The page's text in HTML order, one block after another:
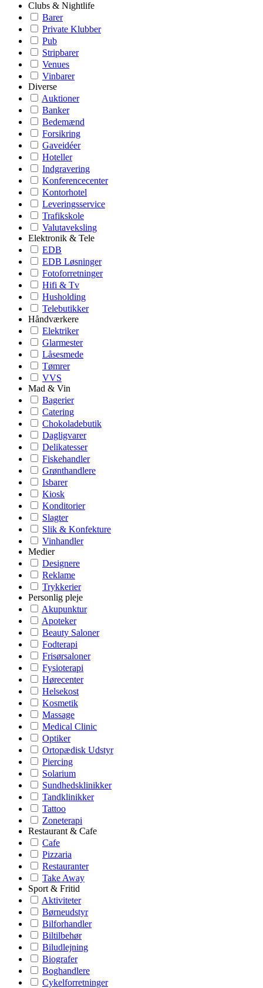
Clubs & Nightlife
Barer
Private Klubber
Pub
Stripbarer
Venues
Vinbarer
Diverse
Auktioner
Banker
Bedemænd
Forsikring
Gaveidéer
Hoteller
Indgravering
Konferencecenter
Kontorhotel
Leveringsservice
Trafikskole
Valutaveksling
Elektronik & Tele
EDB
EDB Løsninger
Fotoforretninger
Hifi & Tv
Husholding
Telebutikker
Håndværkere
Elektriker
Glarmester
Låsesmede
Tømrer
VVS
Mad & Vin
Bagerier
Catering
Chokoladebutik
Dagligvarer
Delikatesser
Fiskehandler
Grønthandlere
Isbarer
Kiosk
Konditorier
Slagter
Slik & Konfekture
Vinhandler
Medier
Designere
Reklame
Trykkerier
Personlig pleje
Akupunktur
Apoteker
Beauty Saloner
Fodterapi
Frisørsaloner
Fysioterapi
Hørecenter
Helsekost
Kosmetik
Massage
Medical Clinic
Optiker
Ortopædisk Udstyr
Piercing
Solarium
Sundhedsklinikker
Tandklinikker
Tattoo
Zoneterapi
Restaurant & Cafe
Cafe
Pizzaria
Restauranter
Take Away
Sport & Fritid
Aktiviteter
Børneudstyr
Bilforhandler
Biltilbehør
Biludlejning
Biografer
Boghandlere
Cykelforretninger